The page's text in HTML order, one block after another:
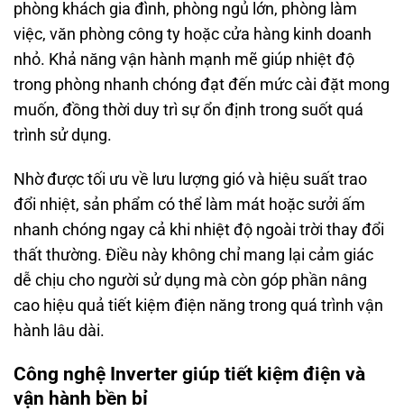
phòng khách gia đình, phòng ngủ lớn, phòng làm
việc, văn phòng công ty hoặc cửa hàng kinh doanh
nhỏ. Khả năng vận hành mạnh mẽ giúp nhiệt độ
trong phòng nhanh chóng đạt đến mức cài đặt mong
muốn, đồng thời duy trì sự ổn định trong suốt quá
trình sử dụng.
Nhờ được tối ưu về lưu lượng gió và hiệu suất trao
đổi nhiệt, sản phẩm có thể làm mát hoặc sưởi ấm
nhanh chóng ngay cả khi nhiệt độ ngoài trời thay đổi
thất thường. Điều này không chỉ mang lại cảm giác
dễ chịu cho người sử dụng mà còn góp phần nâng
cao hiệu quả tiết kiệm điện năng trong quá trình vận
hành lâu dài.
Công nghệ Inverter giúp tiết kiệm điện và
vận hành bền bỉ